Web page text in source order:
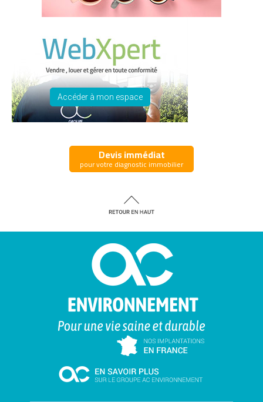
Accéder à mon espace
Devis immédiat
pour votre diagnostic immobilier